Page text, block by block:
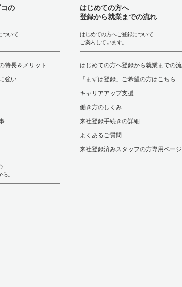
の
ついて
特長＆メリット
強い
。
はじめての方へ
登録から就業までの流れ
はじめての方へご登録について
ご案内しています。
はじめての方へ登録から就業までの
「まずは登録」ご希望の方はこちら
キャリアアップ支援
働き方のしくみ
来社登録手続きの詳細
よくあるご質問
来社登録済みスタッフの方専用ページ